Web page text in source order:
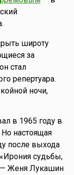
широту
за
стал
репертуара.
ночи,
в 1965 году в
настоящая
после выхода
судьбы,
— Женя Лукашин